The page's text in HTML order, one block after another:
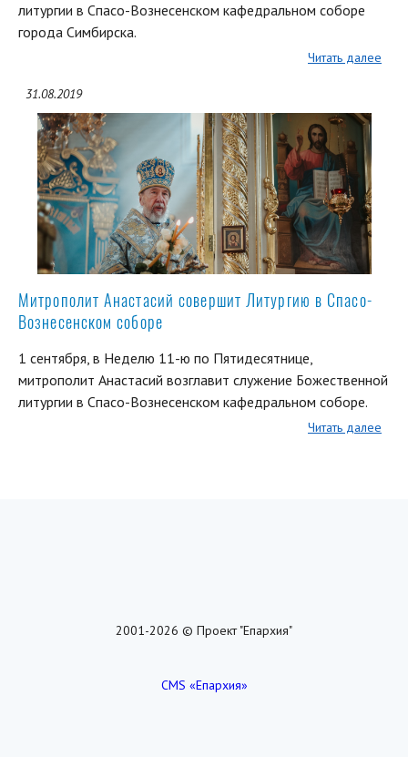
литургии в Спасо-Вознесенском кафедральном соборе
города Симбирска.
Читать далее
31.08.2019
Митрополит Анастасий совершит Литургию в Спасо-
Вознесенском соборе
1 сентября, в Неделю 11-ю по Пятидесятнице,
митрополит Анастасий возглавит служение Божественной
литургии в Спасо-Вознесенском кафедральном соборе.
Читать далее
2001-2026 © Проект "Епархия"
CMS «Епархия»